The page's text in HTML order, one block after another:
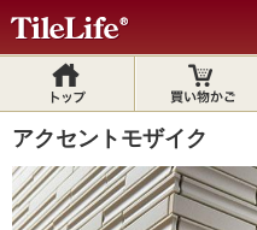
アクセントモザイク